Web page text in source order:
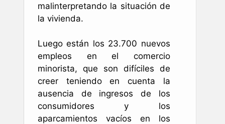
malinterpretando la situación de
la vivienda.
Luego están los 23.700 nuevos
empleos en el comercio
minorista, que son difíciles de
creer teniendo en cuenta la
ausencia de ingresos de los
consumidores y los
aparcamientos vacíos en los